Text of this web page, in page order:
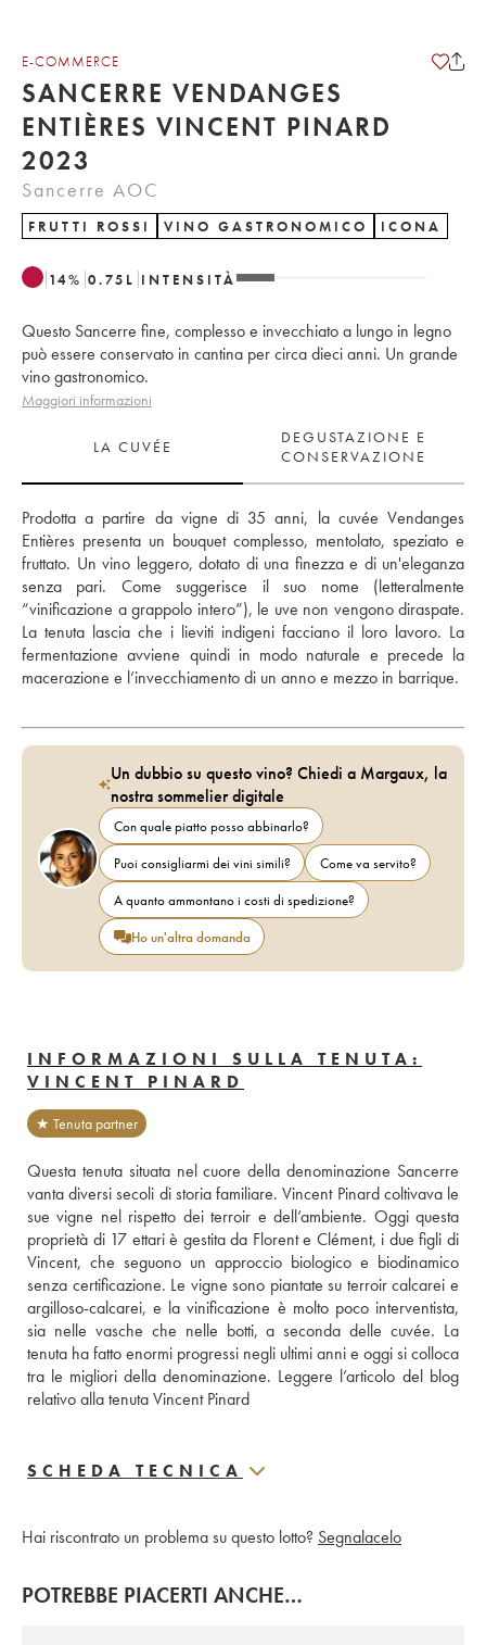
E-COMMERCE
SANCERRE VENDANGES
ENTIÈRES VINCENT PINARD
2023
Sancerre AOC
FRUTTI ROSSI VINO GASTRONOMICO ICONA
14% 0.75 L INTENSITÀ
Questo Sancerre fine, complesso e invecchiato a lungo in legno
può essere conservato in cantina per circa dieci anni. Un grande
vino gastronomico.
Maggiori informazioni
LA CUVÉE
DEGUSTAZIONE E
CONSERVAZIONE
Prodotta a partire da vigne di 35 anni, la cuvée Vendanges
Entières presenta un bouquet complesso, mentolato, speziato e
fruttato. Un vino leggero, dotato di una finezza e di un'eleganza
senza pari. Come suggerisce il suo nome (letteralmente
“vinificazione a grappolo intero”), le uve non vengono diraspate.
La tenuta lascia che i lieviti indigeni facciano il loro lavoro. La
fermentazione avviene quindi in modo naturale e precede la
macerazione e l’invecchiamento di un anno e mezzo in barrique.
Un dubbio su questo vino? Chiedi a Margaux, la
nostra sommelier digitale
Con quale piatto posso abbinarlo?
Puoi consigliarmi dei vini simili?
Come va servito?
A quanto ammontano i costi di spedizione?
Ho un'altra domanda
INFORMAZIONI SULLA TENUTA:
VINCENT PINARD
★ Tenuta partner
Questa tenuta situata nel cuore della denominazione Sancerre
vanta diversi secoli di storia familiare. Vincent Pinard coltivava le
sue vigne nel rispetto dei terroir e dell’ambiente. Oggi questa
proprietà di 17 ettari è gestita da Florent e Clément, i due figli di
Vincent, che seguono un approccio biologico e biodinamico
senza certificazione. Le vigne sono piantate su terroir calcarei e
argilloso-calcarei, e la vinificazione è molto poco interventista,
sia nelle vasche che nelle botti, a seconda delle cuvée. La
tenuta ha fatto enormi progressi negli ultimi anni e oggi si colloca
tra le migliori della denominazione. Leggere l’articolo del blog
relativo alla tenuta Vincent Pinard
SCHEDA TECNICA
Hai riscontrato un problema su questo lotto? Segnalacelo
POTREBBE PIACERTI ANCHE…